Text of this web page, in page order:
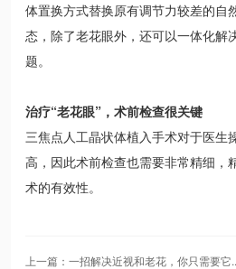
体置换方式替换原有调节力较差的自
态，除了老花眼外，还可以一体化解
题。
治疗“老花眼”，术前检查很关键
三焦点人工晶状体植入手术对于医生
高，因此术前检查也需要非常精细，
术的有效性。
上一篇：一招解决近视和老花，你只需要它